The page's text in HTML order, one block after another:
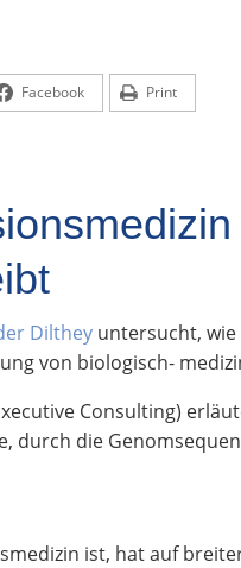
Facebook Print
Dilthey untersucht,
von biologisch-
Consulting)
durch die
ist, hat auf